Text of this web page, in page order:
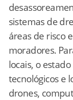
sistemas de
áreas de risco
moradores.
locais, o
tecnológicos e
drones,